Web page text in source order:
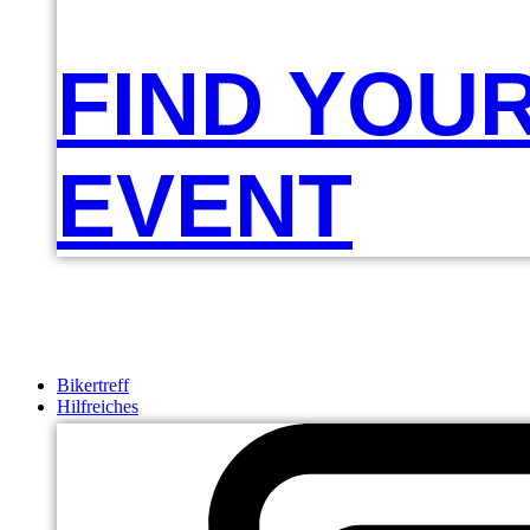
FIND
EVENT
Bikertreff
Hilfreiches